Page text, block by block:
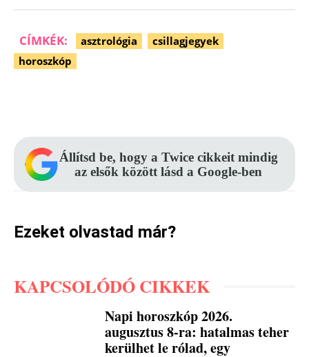
CÍMKÉK: asztrológia
csillagjegyek
horoszkóp
Állítsd be, hogy a Twice cikkeit mindig
az elsők között lásd a Google-ben
Ezeket olvastad már?
KAPCSOLÓDÓ CIKKEK
Napi horoszkóp 2026.
augusztus 8-ra: hatalmas teher
kerülhet le rólad, egy